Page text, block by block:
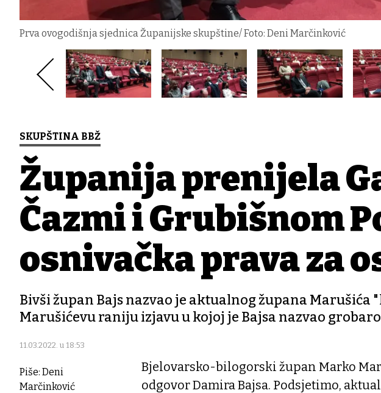
Prva ovogodišnja sjednica Županijske skupštine/ Foto: Deni Marčinković
SKUPŠTINA BBŽ
Županija prenijela
Čazmi i Grubišnom
osnivačka prava za
Bivši župan Bajs nazvao je aktualnog župana Marušića
Marušićevu raniju izjavu u kojoj je Bajsa nazvao
11.03.2022. u 18:53
Piše: Deni
Marčinković
Bjelovarsko-bilogorski župan Marko
odgovor Damira Bajsa. Podsjetimo,